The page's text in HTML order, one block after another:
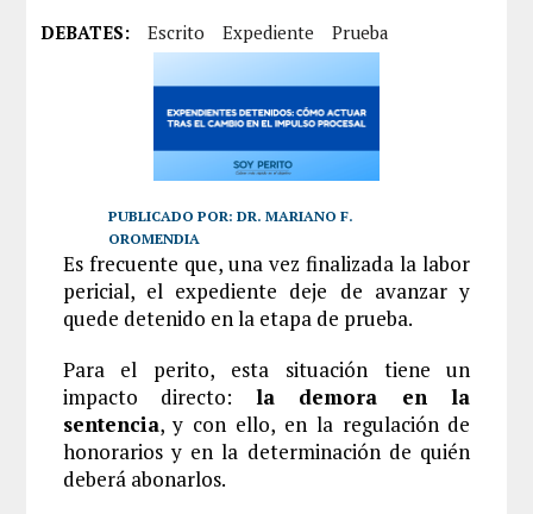
DEBATES: Escrito Expediente Prueba
PUBLICADO POR: DR. MARIANO F.
OROMENDIA
Es frecuente que, una vez finalizada la labor
pericial, el expediente deje de avanzar y
quede detenido en la etapa de prueba.
Para el perito, esta situación tiene un
impacto directo: la demora en la
sentencia, y con ello, en la regulación de
honorarios y en la determinación de quién
deberá abonarlos.